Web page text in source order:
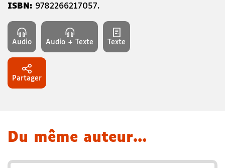
ISBN: 9782266217057.
Audio Audio + Texte Texte
Partager
Du même auteur…